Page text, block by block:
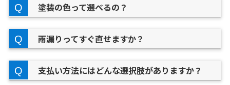
塗装の色って選べるの？
雨漏りってすぐ直せますか？
支払い方法にはどんな選択肢がありますか？